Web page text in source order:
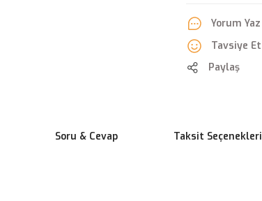
Yorum Yaz
Tavsiye Et
Paylaş
Soru & Cevap Taksit Seçenekleri